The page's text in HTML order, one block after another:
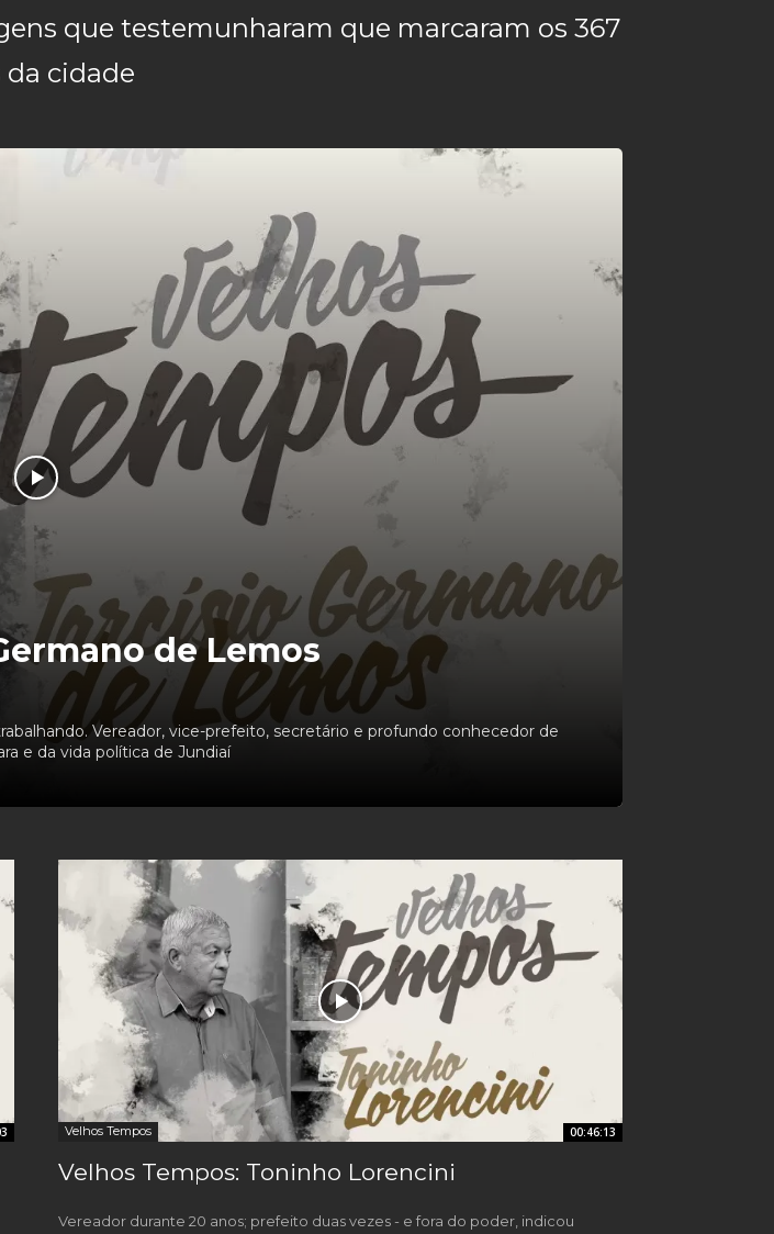
que testemunharam que marcaram os 367
da cidade
de Lemos
Vereador, vice-prefeito, secretário e profundo conhecedor de
e da vida política de Jundiaí
Velhos Tempos 00:46:13
Velhos Tempos: Toninho Lorencini
Vereador durante 20 anos; prefeito duas vezes - e fora do poder, indicou